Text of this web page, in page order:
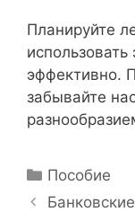
Планируйте
эффективно.
забывайте
Р
у
Пособие
Н